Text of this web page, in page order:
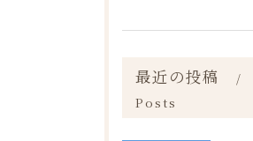
最近の投稿
Posts